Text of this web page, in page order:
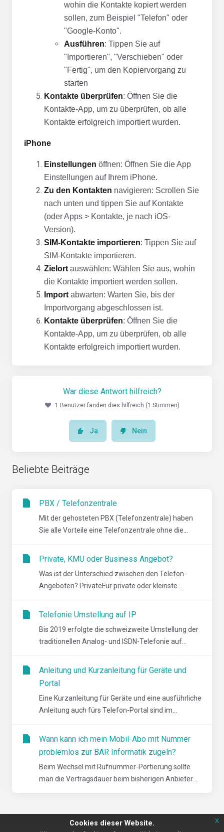
wohin die Kontakte kopiert werden
sollen, zum Beispiel "Telefon" oder
"Google-Konto".
Ausführen: Tippen Sie auf
"Importieren", "Verschieben" oder
"Fertig", um den Kopiervorgang zu
starten
Kontakte überprüfen: Öffnen Sie die
Kontakte-App, um zu überprüfen, ob alle
Kontakte erfolgreich importiert wurden.
iPhone
Einstellungen öffnen: Öffnen Sie die App
Einstellungen auf Ihrem iPhone.
Zu den Kontakten navigieren: Scrollen Sie
nach unten und tippen Sie auf Kontakte
(oder Apps > Kontakte, je nach iOS-
Version).
SIM-Kontakte importieren: Tippen Sie auf
SIM-Kontakte importieren.
Zielort auswählen: Wählen Sie aus, wohin
die Kontakte importiert werden sollen.
Import abwarten: Warten Sie, bis der
Importvorgang abgeschlossen ist.
Kontakte überprüfen: Öffnen Sie die
Kontakte-App, um zu überprüfen, ob alle
Kontakte erfolgreich importiert wurden.
War diese Antwort hilfreich?
1 Benutzer fanden dies hilfreich (1 Stimmen)
Ja Nein
Beliebte Beiträge
PBX / Telefonzentrale
Mit der gehosteten PBX (Telefonzentrale) haben
Sie alle Vorteile eine Telefonzentrale ohne die...
Private, KMU oder Business Angebot?
Was ist der Unterschied zwischen den Telefon-
Angeboten? PrivateFür private oder kleinste...
Telefonie Umstellung auf IP
Bis 2019 erfolgte die schweizweite Umstellung der
traditionellen Analog- und ISDN-Telefonie auf...
Anleitung und Kurzanleitung für Geräte und
Portal
Eine Kurzanleitung für Geräte und eine ausführliche
Anleitung auch fürs Telefon-Portal sind im...
Wann kann ich mein Mobil-Abo mit Nummer
problemlos zur BAR Informatik zügeln?
Beim Wechsel mit Rufnummer-Portierung sollte
man die Vertragsdauer beim bisherigen Anbieter...
Cookies dieser Website. x